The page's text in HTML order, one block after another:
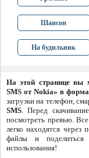
Шансон
На будильник
На этой странице вы
SMS от Nokia» в
загрузки на телефон,
SMS. Перед
посмотреть превью.
легко находятся через
файлы и поделиться
использования!